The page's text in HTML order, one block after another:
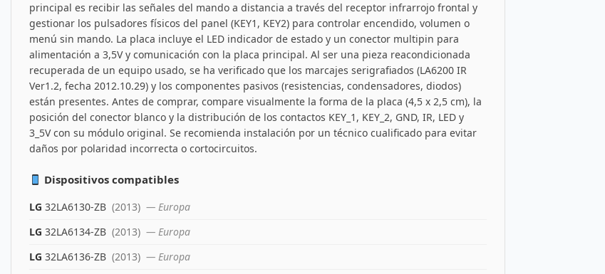
principal es recibir las señales del mando a distancia a través del receptor infrarrojo frontal y
gestionar los pulsadores físicos del panel (KEY1, KEY2) para controlar encendido, volumen o
menú sin mando. La placa incluye el LED indicador de estado y un conector multipin para
alimentación a 3,5V y comunicación con la placa principal. Al ser una pieza reacondicionada
recuperada de un equipo usado, se ha verificado que los marcajes serigrafiados (LA6200 IR
Ver1.2, fecha 2012.10.29) y los componentes pasivos (resistencias, condensadores, diodos)
están presentes. Antes de comprar, compare visualmente la forma de la placa (4,5 x 2,5 cm), la
posición del conector blanco y la distribución de los contactos KEY_1, KEY_2, GND, IR, LED y
3_5V con su módulo original. Se recomienda instalación por un técnico cualificado para evitar
daños por polaridad incorrecta o cortocircuitos.
Dispositivos compatibles
LG 32LA6130-ZB (2013) — Europa
LG 32LA6134-ZB (2013) — Europa
LG 32LA6136-ZB (2013) — Europa